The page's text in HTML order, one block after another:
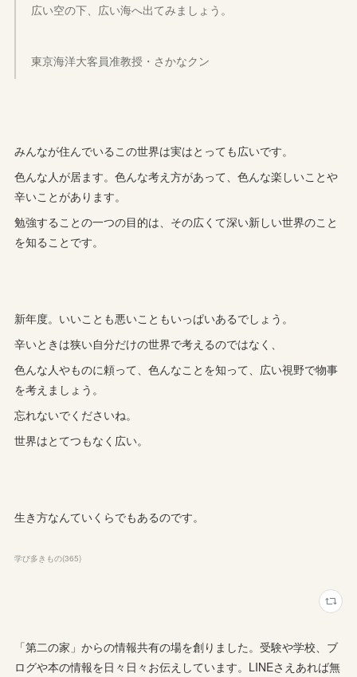
広い空の下、広い海へ出てみましょう。
東京海洋大客員准教授・さかなクン
みんなが住んでいるこの世界は実はとっても広いです。
色んな人が居ます。色んな考え方があって、色んな楽しいことや
辛いことがあります。
勉強することの一つの目的は、その広くて深い新しい世界のこと
を知ることです。
新年度。いいことも悪いこともいっぱいあるでしょう。
辛いときは狭い自分だけの世界で考えるのではなく、
色んな人やものに頼って、色んなことを知って、広い視野で物事
を考えましょう。
忘れないでくださいね。
世界はとてつもなく広い。
生き方なんていくらでもあるのです。
学び多きもの(365)
「第二の家」からの情報共有の場を創りました。受験や学校、ブ
ログや本の情報を日々日々お伝えしています。LINEさえあれば無